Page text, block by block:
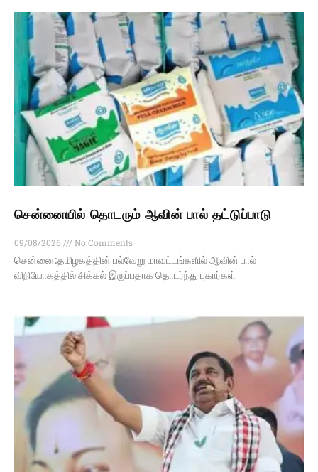
சென்னையில் தொடரும் ஆவின் பால் தட்டுப்பாடு
09/08/2026
No Comments
சென்னை:தமிழகத்தின் பல்வேறு மாவட்டங்களில் ஆவின் பால்
விநியோகத்தில் சிக்கல் இருப்பதாக தொடர்ந்து புகார்கள்